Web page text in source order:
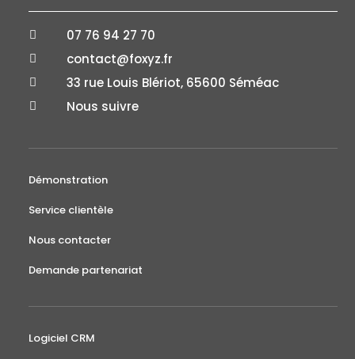
 07 76 94 27 70
 contact@foxyz.fr
 33 rue Louis Blériot, 65600 Séméac
 Nous suivre
Démonstration
Service clientèle
Nous contacter
Demande partenariat
Logiciel CRM